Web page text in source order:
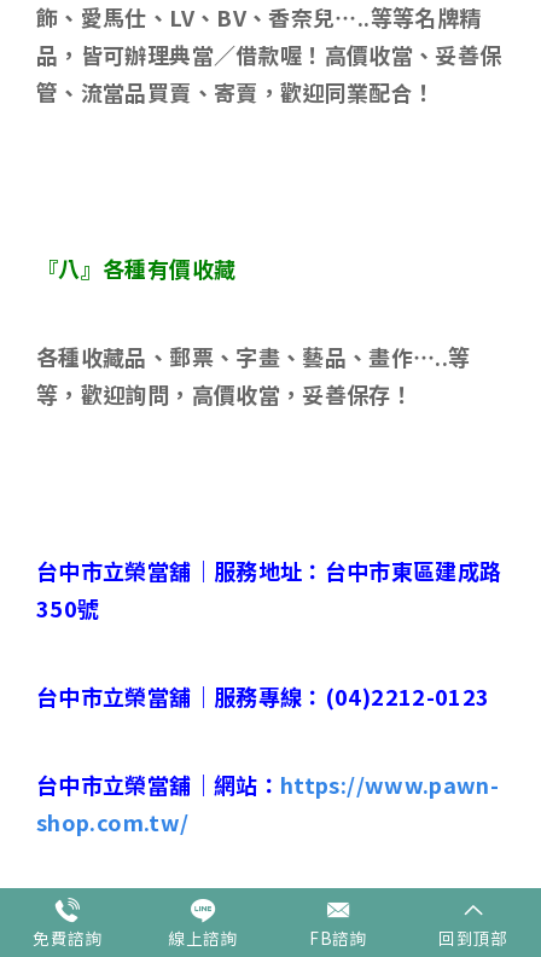
飾、愛馬仕、 LV、 BV 、香奈兒…..等等名牌精
品，皆可辦理典當／借款喔！高價收當、妥善保
管、流當品買賣、寄賣，歡迎同業配合！
『八』各種有價收藏
各種收藏品、郵票、字畫、藝品、畫作…..等
等，歡迎詢問，高價收當，妥善保存！
台中市立榮當舖｜ 服務地址：台中市東區建成路
350號
台中市立榮當舖｜ 服務專線： (04)2212-0123
台中市立榮當舖｜ 網站： https://www.pawn-
shop.com.tw/
台中市立榮當舖｜網站：
https://www.22120123.com.tw/
免費諮詢 線上諮詢 FB諮詢 回到頂部